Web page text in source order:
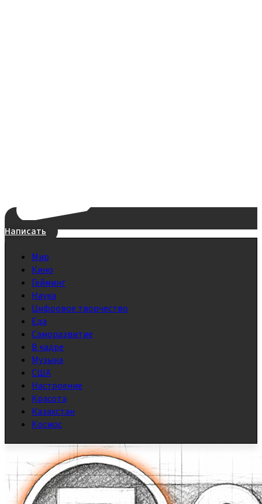
Написать
Мир
Кино
Гейминг
Наука
Цифровое творчество
Еда
Саморазвитие
В кадре
Музыка
США
Настроение
Красота
Казахстан
Космос